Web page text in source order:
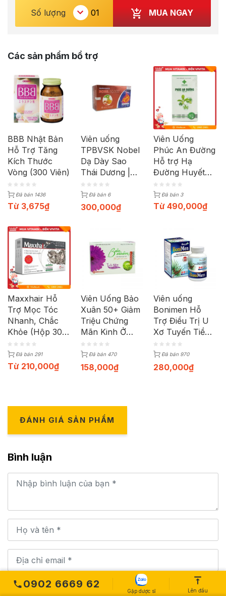
Số lượng MUA NGAY
Các sản phẩm bổ trợ
BBB Nhật Bản
Hỗ Trợ Tăng
Kích Thước
Vòng (300 Viên)
Đã bán 1436
Từ 3,675₫
Viên uống
TPBVSK Nobel
Dạ Dày Sao
Thái Dương |
Hộp 3 Vỉ x 15
ViênĐã bán 6
300,000₫
Viên Uống
Phúc An Đường
Hỗ trợ Hạ
Đường Huyết
(Hộp 50G)
Đã bán 3
Từ490,000₫
Maxxhair Hỗ
Trợ Mọc Tóc
Nhanh, Chắc
Khỏe (Hộp 30
Viên)
Đã bán 291
Từ 210,000₫
Viên Uống Bảo
Xuân 50+ Giảm
Triệu Chứng
Mãn Kinh Ở
Phụ Nữ (Hộp
30 Viên)
Đã bán 470
158,000₫
Viên uống
Bonimen Hỗ
Trợ Điều Trị U
Xơ Tuyến Tiền
Liệt (30 Viên)
Đã bán 970
280,000₫
ĐÁNH GIÁ SẢN PHẨM
Bình luận
0902 6669 62
Gặp dược sĩ Lên đầu